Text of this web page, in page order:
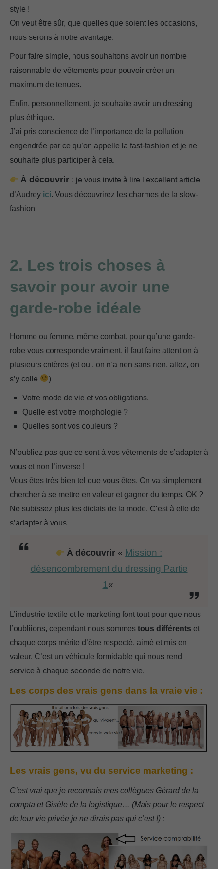
style !
On veut être sûr, que quelles que soient les occasions,
nous serons à notre avantage.
Pour faire simple, nous souhaitons avoir un nombre
raisonnable de vêtements pour pouvoir créer un
maximum de tenues.
Enfin, personnellement, je souhaite avoir un dressing
plus éthique.
J’ai pris conscience de l’importance de la pollution
engendrée par ce qu’on appelle la fast-fashion et je ne
souhaite plus participer à cela.
À découvrir : je vous invite à lire l’excellent article
d’Audrey ici. Vous découvrirez les charmes de la slow-
fashion.
2. Les trois choses à
savoir pour avoir une
garde-robe idéale
Homme ou femme, même combat, pour qu’une garde-
robe vous corresponde vraiment, il faut faire attention à
plusieurs critères (et oui, on n’a rien sans rien, allez, on
s’y colle
) :
Votre mode de vie et vos obligations,
Quelle est votre morphologie ?
Quelles sont vos couleurs ?
N’oubliez pas que ce sont à vos vêtements de s’adapter à
vous et non l’inverse !
Vous êtes très bien tel que vous êtes. On va simplement
chercher à se mettre en valeur et gagner du temps, OK ?
Ne subissez plus les dictats de la mode. C’est à elle de
s’adapter à vous.
À découvrir « Mission :
désencombrement du dressing Partie
1«
L’industrie textile et le marketing font tout pour que nous
l’oubliions, cependant nous sommes tous différents et
chaque corps mérite d’être respecté, aimé et mis en
valeur. C’est un véhicule formidable qui nous rend
service à chaque seconde de notre vie.
Les corps des vrais gens dans la vraie vie :
Les vrais gens, vu du service marketing :
C’est vrai que je reconnais mes collègues Gérard de la
compta et Gisèle de la logistique… (Mais pour le respect
de leur vie privée je ne dirais pas qui c’est !) :